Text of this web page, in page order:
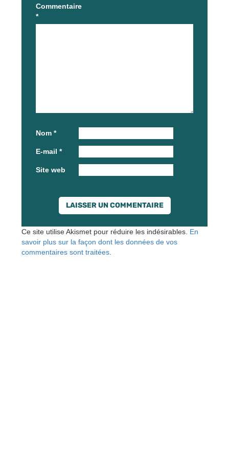
Commentaire
*
Nom *
E-mail *
Site web
Ce site utilise Akismet pour réduire les indésirables. En
savoir plus sur la façon dont les données de vos
commentaires sont traitées